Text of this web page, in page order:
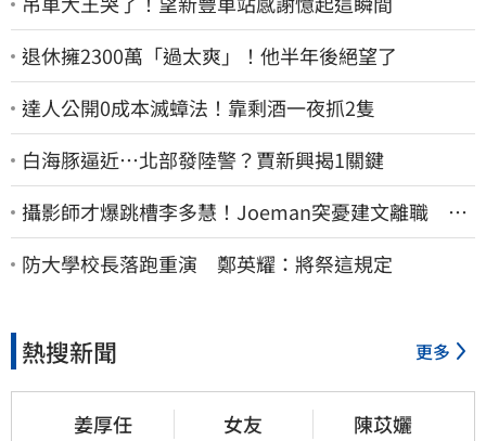
退休擁2300萬「過太爽」！他半年後絕望了
達人公開0成本滅蟑法！靠剩酒一夜抓2隻
白海豚逼近…北部發陸警？賈新興揭1關鍵
攝影師才爆跳槽李多慧！Joeman突憂建文離職 發
聲「其實我很清楚」
防大學校長落跑重演 鄭英耀：將祭這規定
熱搜新聞 更多
姜厚任 女友 陳苡孋